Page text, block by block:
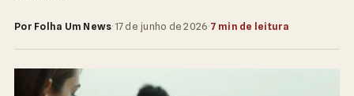
Por Folha Um News· 17 de junho de 2026·7 min de leitura